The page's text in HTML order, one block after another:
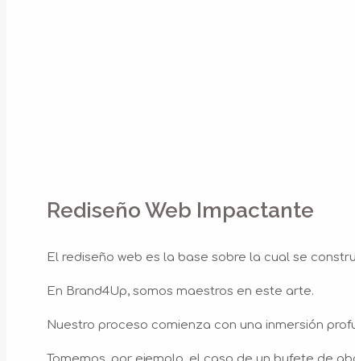
Rediseño Web Impactante
El rediseño web es la base sobre la cual se
En Brand4Up, somos maestros en este arte.
Nuestro proceso comienza con una inmersión